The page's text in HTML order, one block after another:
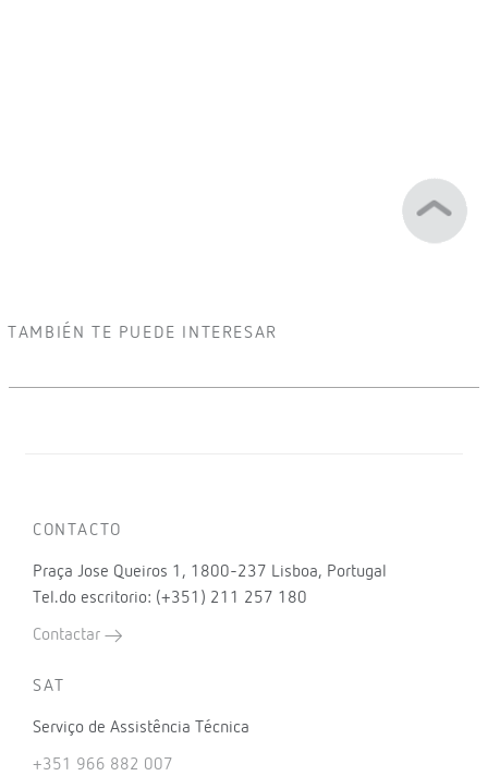
TAMBIÉN TE PUEDE INTERESAR
CONTACTO
Praça Jose Queiros 1, 1800-237 Lisboa, Portugal
Tel.do escritorio: (+351) 211 257 180
Contactar
SAT
Serviço de Assistência Técnica
+351 966 882 007